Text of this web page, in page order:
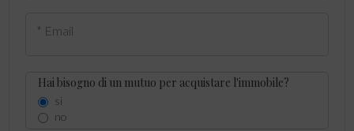
* Email
Hai bisogno di un mutuo per acquistare l'immobile?
si
no